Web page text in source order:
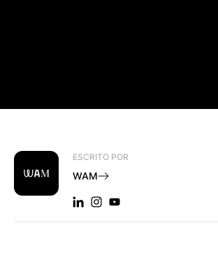
ESCRITO POR
WAM
LINKEDIN: WAM
INSTAGRAM: WAM
YOUTUBE: WAM